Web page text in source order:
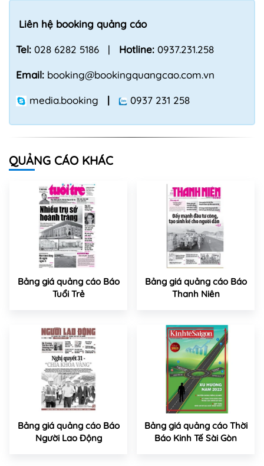
Liên hệ booking quảng cáo
Tel: 028 6282 5186 | Hotline: 0937.231.258
Email: booking@bookingquangcao.com.vn
media.booking | 0937 231 258
QUẢNG CÁO KHÁC
Bảng giá quảng cáo Báo
Tuổi Trẻ
Bảng giá quảng cáo Báo
Thanh Niên
Bảng giá quảng cáo Báo
Người Lao Động
Bảng giá quảng cáo Thời
Báo Kinh Tế Sài Gòn